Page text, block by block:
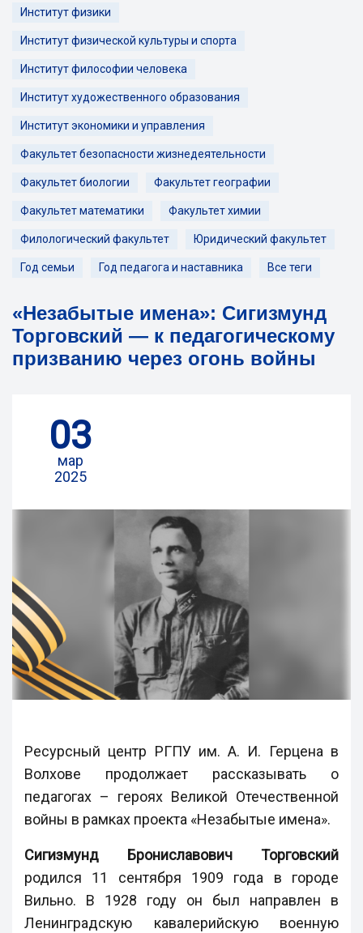
Институт физики
Институт физической культуры и спорта
Институт философии человека
Институт художественного образования
Институт экономики и управления
Факультет безопасности жизнедеятельности
Факультет биологии Факультет географии
Факультет математики Факультет химии
Филологический факультет Юридический факультет
Год семьи Год педагога и наставника Все теги
«Незабытые имена»: Сигизмунд
Торговский — к педагогическому
призванию через огонь войны
03
мар
2025
Ресурсный центр РГПУ им. А. И. Герцена в
Волхове продолжает рассказывать о
педагогах – героях Великой Отечественной
войны в рамках проекта «Незабытые имена».
Сигизмунд Брониславович Торговский
родился 11 сентября 1909 года в городе
Вильно. В 1928 году он был направлен в
Ленинградскую кавалерийскую военную